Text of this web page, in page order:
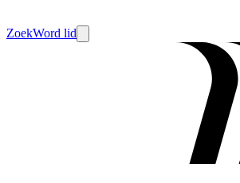
ZoekWord lid